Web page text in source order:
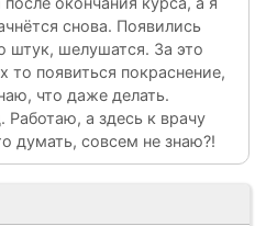
снова. Появились
штук, шелушатся. За это
то появиться покраснение,
что даже делать.
Работаю, а здесь к врачу
думать, совсем не знаю?!